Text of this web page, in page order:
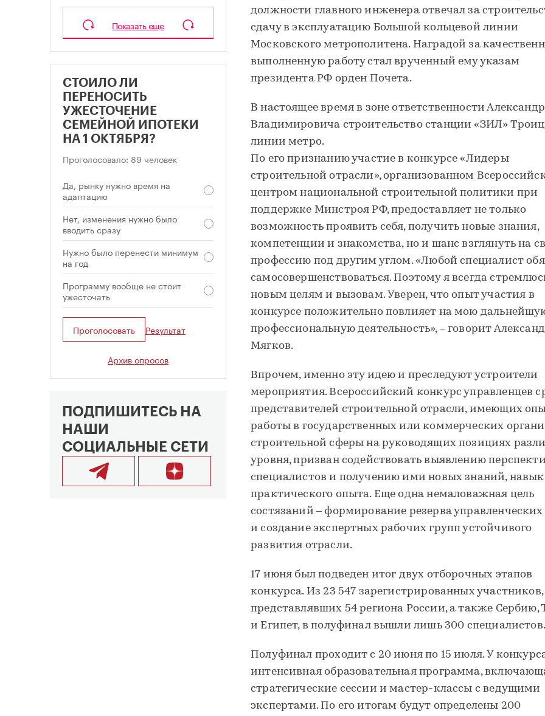
должности главного инженера отвечал за
сдачу в эксплуатацию Большой кольцевой линии
Московского метрополитена. Наградой за
выполненную работу стал врученный ему указам
президента РФ орден Почета.
В настоящее время в зоне ответственности
Владимировича строительство станции «ЗИЛ»
линии метро.
По его признанию участие в конкурсе «Лидеры
строительной отрасли», организованном
центром национальной строительной политики при
поддержке Минстроя РФ, предоставляет не только
возможность проявить себя, получить новые знания,
компетенции и знакомства, но и шанс взглянуть на
профессию под другим углом. «Любой специалист
самосовершенствоваться. Поэтому я всегда
новым целям и вызовам. Уверен, что опыт участия в
конкурсе положительно повлияет на мою
профессиональную деятельность», – говорит
Мягков.
Впрочем, именно эту идею и преследуют устроители
мероприятия. Всероссийский конкурс управленцев
представителей строительной отрасли, имеющих
работы в государственных или коммерческих
строительной сферы на руководящих позициях
уровня, призван содействовать выявлению
специалистов и получению ими новых знаний,
практического опыта. Еще одна немаловажная цель
состязаний – формирование резерва
и создание экспертных рабочих групп устойчивого
развития отрасли.
17 июня был подведен итог двух отборочных этапов
конкурса. Из 23 547 зарегистрированных участников,
представлявших 54 региона России, а также Сербию,
и Египет, в полуфинал вышли лишь 300 специалистов.
Полуфинал проходит с 20 июня по 15 июля. У
интенсивная образовательная программа,
стратегические сессии и мастер-классы с ведущими
экспертами. По его итогам будут определены 200
Показать еще
СТОИЛО ЛИ
ПЕРЕНОСИТЬ
УЖЕСТОЧЕНИЕ
СЕМЕЙНОЙ ИПОТЕКИ
НА 1 ОКТЯБРЯ?
Проголосовало: 89 человек
Да, рынку нужно время на
адаптацию
Нет, изменения нужно было
вводить сразу
Нужно было перенести минимум
на год
Программу вообще не стоит
ужесточать
Проголосовать Результат
Архив опросов
ПОДПИШИТЕСЬ НА
НАШИ
СОЦИАЛЬНЫЕ СЕТИ